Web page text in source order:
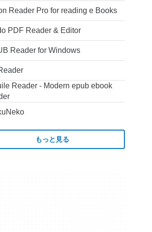
Reader Pro for reading e Books
PDF Reader & Editor
Reader for Windows
Reader - Modern epub ebook
もっと見る